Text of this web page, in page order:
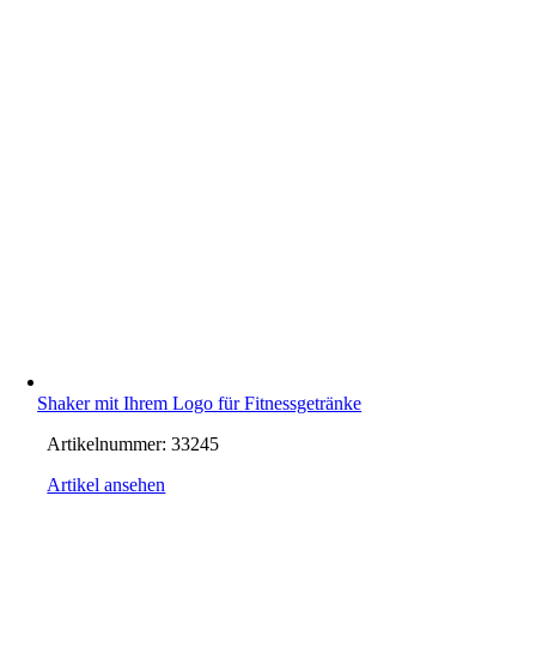
Shaker mit Ihrem Logo für Fitnessgetränke
Artikelnummer:33245
Artikel ansehen